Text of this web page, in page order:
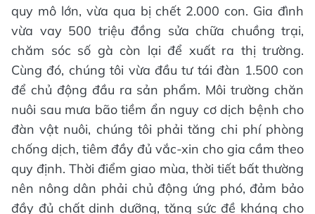
quy mô lớn, vừa qua bị chết 2.000 con. Gia đình
vừa vay 500 triệu đồng sửa chữa chuồng trại,
chăm sóc số gà còn lại để xuất ra thị trường.
Cùng đó, chúng tôi vừa đầu tư tái đàn 1.500 con
để chủ động đầu ra sản phẩm. Môi trường chăn
nuôi sau mưa bão tiềm ẩn nguy cơ dịch bệnh cho
đàn vật nuôi, chúng tôi phải tăng chi phí phòng
chống dịch, tiêm đầy đủ vắc-xin cho gia cầm theo
quy định. Thời điểm giao mùa, thời tiết bất thường
nên nông dân phải chủ động ứng phó, đảm bảo
đầy đủ chất dinh dưỡng, tăng sức đề kháng cho